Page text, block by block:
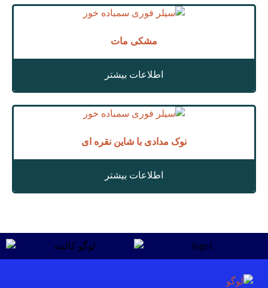
مشکی مات
اطلاعات بیشتر
نوک مدادی با شاین نقره ای
اطلاعات بیشتر